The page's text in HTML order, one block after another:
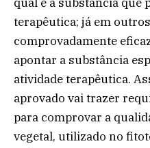
qual é a substância que
terapêutica; já em
comprovadamente
apontar a substância
atividade terapêutica.
aprovado vai trazer
para comprovar a
vegetal, utilizado no